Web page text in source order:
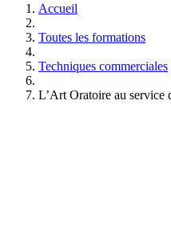
Accueil
Toutes les formations
Techniques commerciales
L’Art Oratoire au service